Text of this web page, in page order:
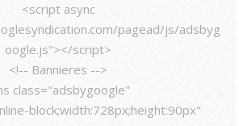
<script async
pagead/js/adsbyg
oogle.js"></script>
<!-- Bannieres -->
class="adsbygoogle"
block;width:728px;height:90px"